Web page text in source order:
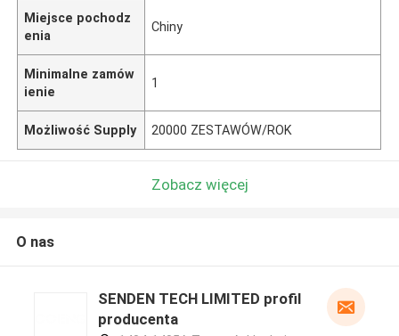
Miejsce pochodz
enia
Chiny
Minimalne zamów
ienie
1
Możliwość Supply 20000 ZESTAWÓW/ROK
Zobacz więcej
O nas
SENDEN TECH LIMITED profil
producenta